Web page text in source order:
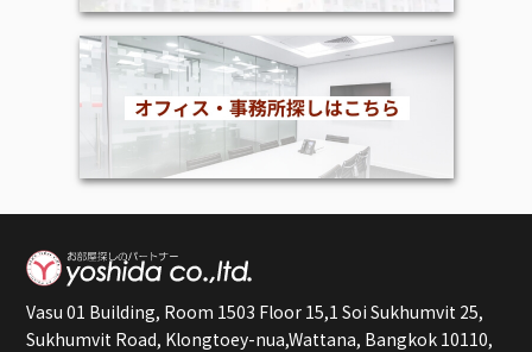
Vasu 01 Building, Room 1503 Floor 15,1 Soi Sukhumvit 25,
Sukhumvit Road, Klongtoey-nua,Wattana, Bangkok 10110,